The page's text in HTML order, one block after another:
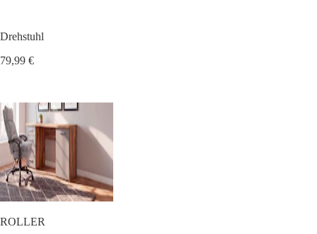
Drehstuhl
79,99 €
ROLLER